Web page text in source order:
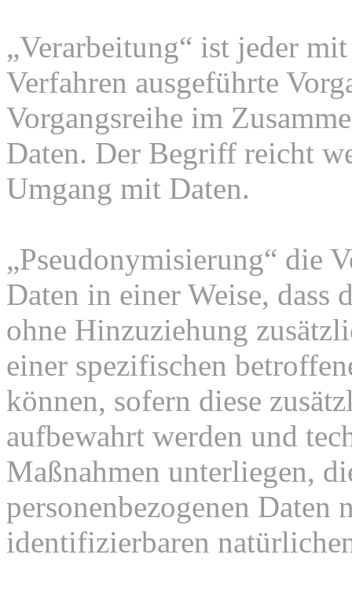
„Verarbeitung“ ist jeder
Verfahren ausgeführte
Vorgangsreihe im
Daten. Der Begriff reicht
Umgang mit Daten.
„Pseudonymisierung“ die
Daten in einer Weise, dass
ohne Hinzuziehung
einer spezifischen
können, sofern diese
aufbewahrt werden und
Maßnahmen unterliegen,
personenbezogenen
identifizierbaren